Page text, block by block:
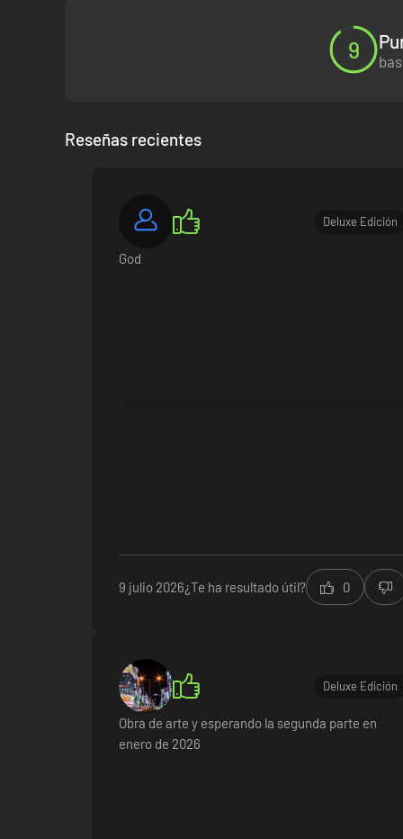
9
Reseñas recientes
Deluxe Edición
God
9 julio 2026¿Te ha resultado útil? 0
Deluxe Edición
Obra de arte y esperando la segunda parte en
enero de 2026